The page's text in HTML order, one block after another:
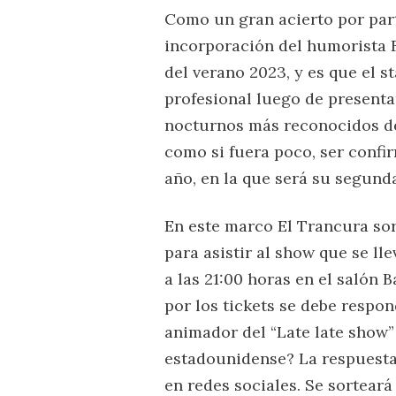
Como un gran acierto por
incorporación del humorista
del verano 2023, y es que el
profesional luego de
nocturnos más reconocidos
como si fuera poco, ser
año, en la que será su
En este marco El Trancura
para asistir al show que se
a las 21:00 horas en el salón
por los tickets se debe
animador del “Late late
estadounidense? La
en redes sociales. Se